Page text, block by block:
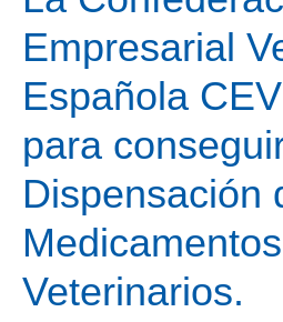
Empresarial
Española
para
Dispensación
Medicamentos
Veterinarios.